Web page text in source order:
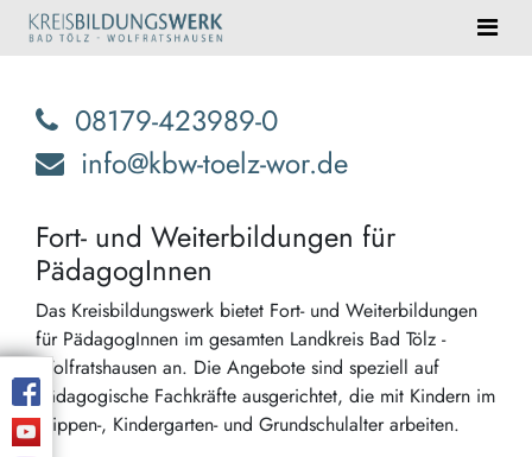
08179-423989-0
info@kbw-toelz-wor.de
Fort- und Weiterbildungen für
PädagogInnen
Das Kreisbildungswerk bietet Fort- und Weiterbildungen
für PädagogInnen im gesamten Landkreis Bad Tölz -
Wolfratshausen an. Die Angebote sind speziell auf
pädagogische Fachkräfte ausgerichtet, die mit Kindern im
Krippen-, Kindergarten- und Grundschulalter arbeiten.